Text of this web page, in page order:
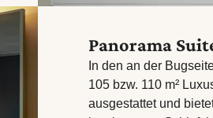
Panorama
In den an der
105 bzw. 110 m²
ausgestattet und